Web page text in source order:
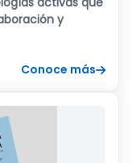
y
Conoce más